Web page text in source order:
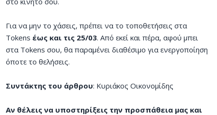
Για να μην το χάσεις, πρέπει να το τοποθετήσεις στα
Tokens έως και τις 25/03. Από εκεί και πέρα, αφού μπει
στα Tokens σου, θα παραμένει διαθέσιμο για ενεργοποίηση
όποτε το θελήσεις.
Συντάκτης του άρθρου: Κυριάκος Οικονομίδης
Αν θέλεις να υποστηρίξεις την προσπάθεια μας και